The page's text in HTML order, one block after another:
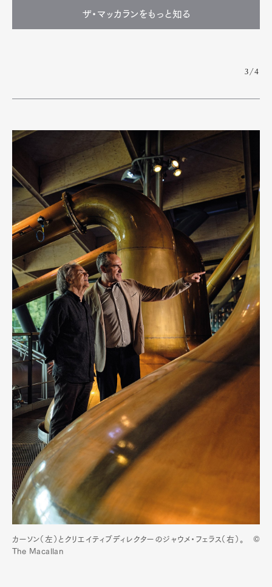
ザ・マッカランをもっと知る
3/4
カーソン（左）とクリエイティブディレクターのジャウメ・フェラス（右）。 ©
The Macallan